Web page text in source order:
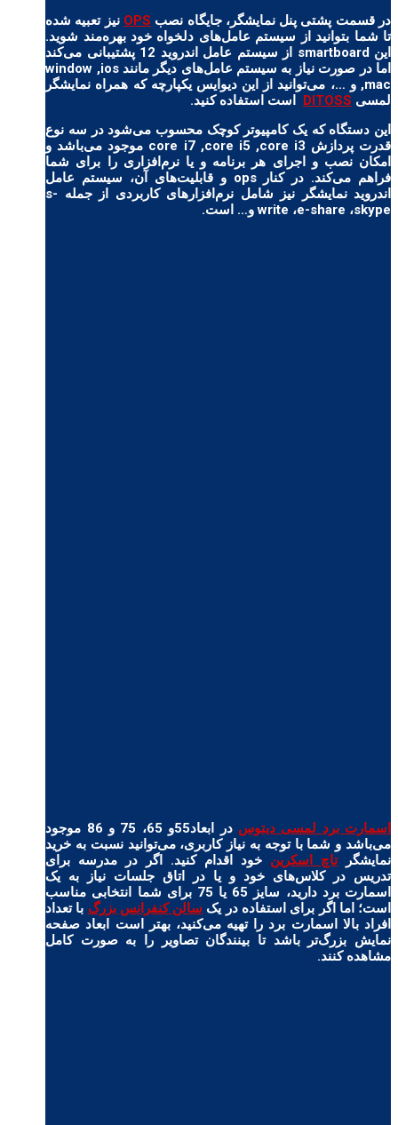
در قسمت پشتی پنل نمایشگر، جایگاه نصب OPS نیز تعبیه شده
تا شما بتوانید از سیستم عامل‌های دلخواه خود بهره‌مند شوید.
این smartboard از سیستم عامل اندروید 12 پشتیبانی می‌کند
اما در صورت نیاز به سیستم عامل‌های دیگر مانند window ,ios
,mac و …، می‌توانید از این دیوایس یکپارچه که همراه نمایشگر
لمسی DITOSS است استفاده کنید.
این دستگاه که یک کامپیوتر کوچک محسوب می‌شود در سه نوع
قدرت پردازش core i7 ,core i5 ,core i3 موجود می‌باشد و
امکان نصب و اجرای هر برنامه و یا نرم‌افزاری را برای شما
فراهم می‌کند. در کنار ops و قابلیت‌های آن، سیستم عامل
اندروید نمایشگر نیز شامل نرم‌افزارهای کاربردی از جمله s-
write ،e-share ،skype و… است.
اسمارت برد لمسی دیتوس
در ابعاد55و 65، 75 و 86 موجود
می‌باشد و شما با توجه به نیاز کاربری، می‌توانید نسبت به خرید
نمایشگرتاچ اسکرین خود اقدام کنید. اگر در مدرسه برای
تدریس در کلاس‌های خود و یا در اتاق جلسات نیاز به یک
اسمارت برد دارید، سایز 65 یا 75 برای شما انتخابی مناسب
است؛ اما اگر برای استفاده در یک سالن کنفرانس بزرگ با تعداد
افراد بالا اسمارت برد را تهیه می‌کنید، بهتر است ابعاد صفحه
نمایش بزرگ‌تر باشد تا بینندگان تصاویر را به صورت کامل
مشاهده کنند.